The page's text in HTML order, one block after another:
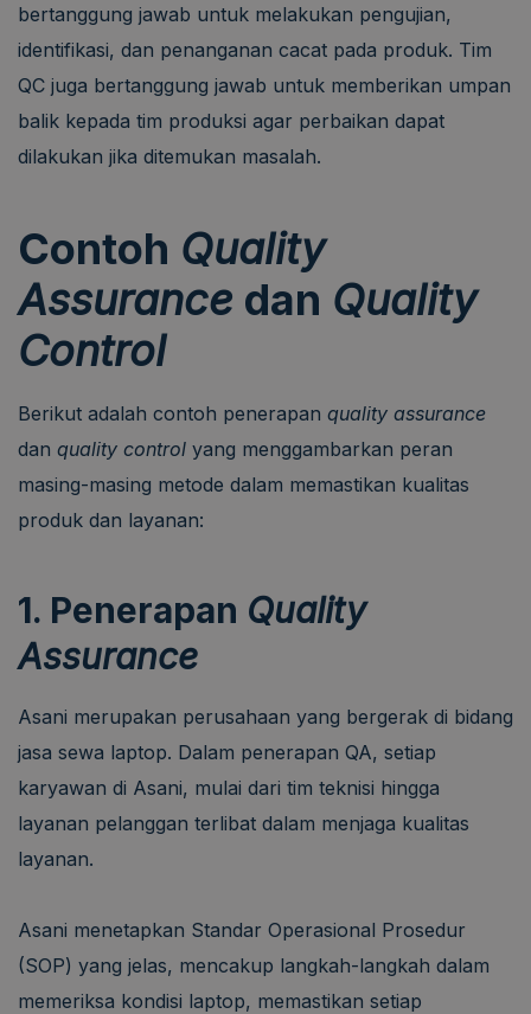
bertanggung jawab untuk melakukan pengujian,
identifikasi, dan penanganan cacat pada produk. Tim
QC juga bertanggung jawab untuk memberikan umpan
balik kepada tim produksi agar perbaikan dapat
dilakukan jika ditemukan masalah.
Contoh Quality
Assurance dan Quality
Control
Berikut adalah contoh penerapan quality assurance
dan quality control yang menggambarkan peran
masing-masing metode dalam memastikan kualitas
produk dan layanan:
1. Penerapan Quality
Assurance
Asani merupakan perusahaan yang bergerak di bidang
jasa sewa laptop. Dalam penerapan QA, setiap
karyawan di Asani, mulai dari tim teknisi hingga
layanan pelanggan terlibat dalam menjaga kualitas
layanan.
Asani menetapkan Standar Operasional Prosedur
(SOP) yang jelas, mencakup langkah-langkah dalam
memeriksa kondisi laptop, memastikan setiap